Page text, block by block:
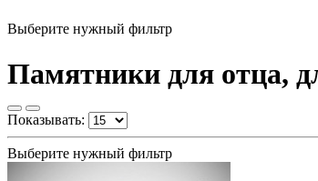
Выберите нужный фильтр
Памятники для отца,
Показывать:
Выберите нужный фильтр